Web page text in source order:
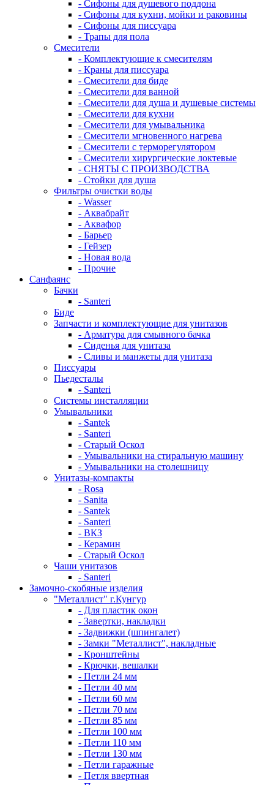
- Сифоны для душевого поддона
- Сифоны для кухни, мойки и раковины
- Сифоны для писсуара
- Трапы для пола
Смесители
- Комплектующие к смесителям
- Краны для писсуара
- Смесители для биде
- Смесители для ванной
- Смесители для душа и душевые системы
- Смесители для кухни
- Смесители для умывальника
- Смесители мгновенного нагрева
- Смесители с терморегулятором
- Смесители хирургические локтевые
- СНЯТЫ С ПРОИЗВОДСТВА
- Стойки для душа
Фильтры очистки воды
- Wasser
- Аквабрайт
- Аквафор
- Барьер
- Гейзер
- Новая вода
- Прочие
Санфаянс
Бачки
- Santeri
Биде
Запчасти и комплектующие для унитазов
- Арматура для смывного бачка
- Сиденья для унитаза
- Сливы и манжеты для унитаза
Писсуары
Пьедесталы
- Santeri
Системы инсталляции
Умывальники
- Santek
- Santeri
- Старый Оскол
- Умывальники на стиральную машину
- Умывальники на столешницу
Унитазы-компакты
- Rosa
- Sanita
- Santek
- Santeri
- ВКЗ
- Керамин
- Старый Оскол
Чаши унитазов
- Santeri
Замочно-скобяные изделия
"Металлист" г.Кунгур
- Для пластик окон
- Завертки, накладки
- Задвижки (шпингалет)
- Замки "Металлист", накладные
- Кронштейны
- Крючки, вешалки
- Петли 24 мм
- Петли 40 мм
- Петли 60 мм
- Петли 70 мм
- Петли 85 мм
- Петли 100 мм
- Петли 110 мм
- Петли 130 мм
- Петли гаражные
- Петля ввертная